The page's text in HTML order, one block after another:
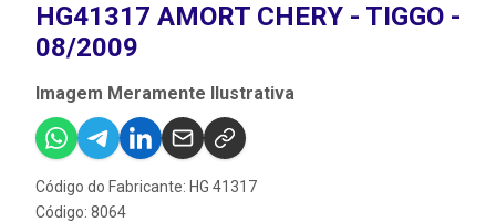
HG41317 AMORT CHERY - TIGGO -
08/2009
Imagem Meramente Ilustrativa
Código do Fabricante: HG 41317
Código: 8064